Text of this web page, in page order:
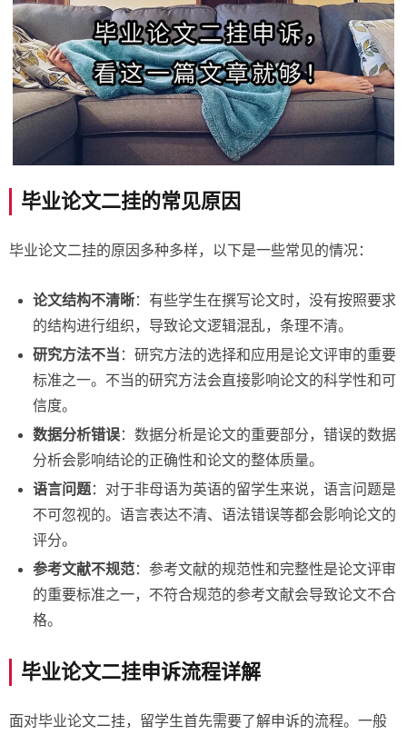
毕业论文二挂的常见原因
毕业论文二挂的原因多种多样，以下是一些常见的情况：
论文结构不清晰：有些学生在撰写论文时，没有按照要求
的结构进行组织，导致论文逻辑混乱，条理不清。
研究方法不当 ：研究方法的选择和应用是论文评审的重要
标准之一。不当的研究方法会直接影响论文的科学性和可
信度。
数据分析错误：数据分析是论文的重要部分，错误的数据
分析会影响结论的正确性和论文的整体质量。
语言问题：对于非母语为英语的留学生来说，语言问题是
不可忽视的。语言表达不清、语法错误等都会影响论文的
评分。
参考文献不规范：参考文献的规范性和完整性是论文评审
的重要标准之一，不符合规范的参考文献会导致论文不合
格。
毕业论文二挂申诉流程详解
面对毕业论文二挂，留学生首先需要了解申诉的流程。一般